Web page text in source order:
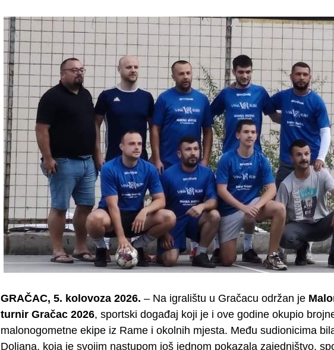
GRAČAC, 5. kolovoza 2026. – Na igralištu u Gračacu održan je
turnir Gračac 2026, sportski događaj koji je i ove godine okupio
malonogometne ekipe iz Rame i okolnih mjesta. Među sudionicima
Doljana, koja je svojim nastupom još jednom pokazala zajedništvo,